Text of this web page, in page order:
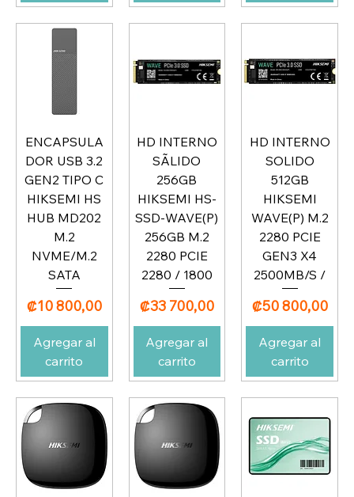
ENCAPSULA
DOR USB 3.2
GEN2 TIPO C
HIKSEMI HS
HUB MD202
M.2
NVME/M.2
SATA
Precio
₡10 800,00
Agregar al
carrito
HD INTERNO
SÃLIDO
256GB
HIKSEMI HS-
SSD-WAVE(P)
256GB M.2
2280 PCIE
2280 / 1800
Precio
₡33 700,00
Agregar al
carrito
HD INTERNO
SOLIDO
512GB
HIKSEMI
WAVE(P) M.2
2280 PCIE
GEN3 X4
2500MB/S /
Precio
₡50 800,00
Agregar al
carrito